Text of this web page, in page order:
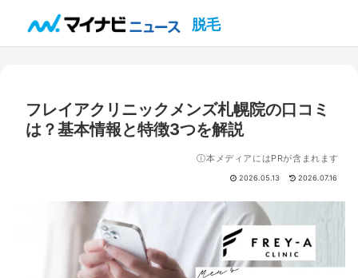
脱毛
フレイアクリニックメンズ札幌院の口コミ
は？基本情報と特徴3つを解説
ⓘ本メディアにはPRが含まれます
2026.05.13 2026.07.16